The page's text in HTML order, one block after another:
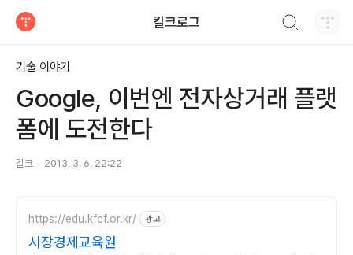
킬크로그
기술 이야기
Google, 이번엔 전자상거래 플랫
폼에 도전한다
킬크 2013. 3. 6. 22:22
https://edu.kfcf.or.kr/ 광고
시장경제교육원